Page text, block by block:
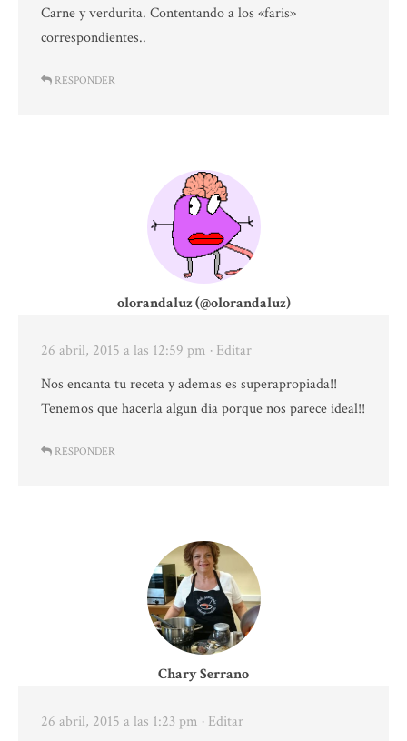
Carne y verdurita. Contentando a los «faris»
correspondientes..
RESPONDER
olorandaluz (@olorandaluz)
26 abril, 2015 a las 12:59 pm · Editar
Nos encanta tu receta y ademas es superapropiada!!
Tenemos que hacerla algun dia porque nos parece ideal!!
RESPONDER
Chary Serrano
26 abril, 2015 a las 1:23 pm · Editar